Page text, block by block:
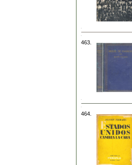
463.
464.